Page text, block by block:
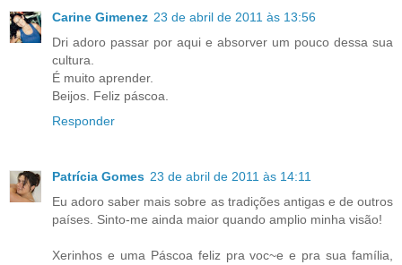
Carine Gimenez 23 de abril de 2011 às 13:56
Dri adoro passar por aqui e absorver um pouco dessa sua
cultura.
É muito aprender.
Beijos. Feliz páscoa.
Responder
Patrícia Gomes 23 de abril de 2011 às 14:11
Eu adoro saber mais sobre as tradições antigas e de outros
países. Sinto-me ainda maior quando amplio minha visão!
Xerinhos e uma Páscoa feliz pra voc~e e pra sua família,